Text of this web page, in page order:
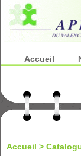
Accueil
Accueil >